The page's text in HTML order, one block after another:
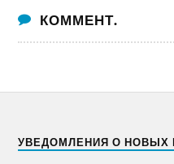
КОММЕНТ.
УВЕДОМЛЕНИЯ О НОВЫХ